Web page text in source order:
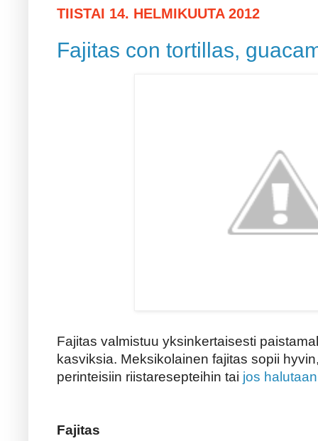
TIISTAI 14. HELMIKUUTA 2012
Fajitas con tortillas,
Fajitas valmistuu yksinkertaisesti
kasviksia. Meksikolainen fajitas sopii
perinteisiin riistaresepteihin tai jos
Fajitas